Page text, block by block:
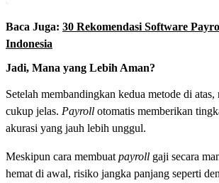
Baca Juga: 30 Rekomendasi Software
Indonesia
Jadi, Mana yang Lebih Aman?
Setelah membandingkan kedua metode di
cukup jelas. Payroll otomatis memberikan
akurasi yang jauh lebih unggul.
Meskipun cara membuat payroll gaji secara
hemat di awal, risiko jangka panjang seperti